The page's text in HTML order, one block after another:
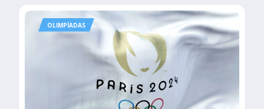
OLIMPÍADAS